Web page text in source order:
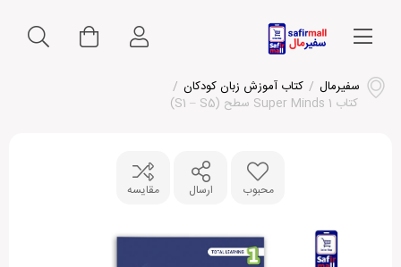
سفیرمال / کتاب آموزش زبان کودکان /
کتاب Super Minds 1 سطح (S1 – S5)
محبوب ارسال مقایسه